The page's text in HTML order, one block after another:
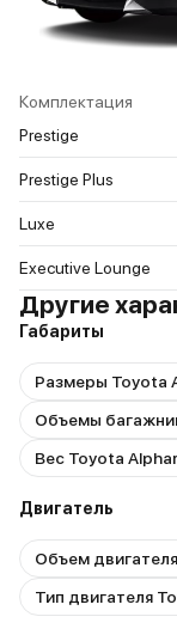
Комплектация
Prestige
Prestige Plus
Luxe
Executive Lounge
Другие
Габариты
Размеры Toyota
Объемы
Вес Toyota
Двигатель
Объем
Тип двигателя